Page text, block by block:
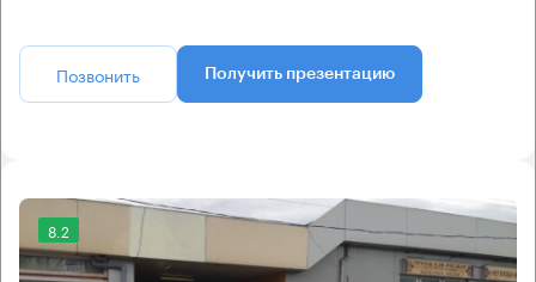
Позвонить Получить презентацию
8.2